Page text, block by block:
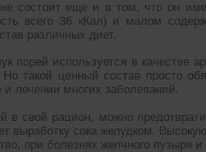
состоит еще и в том, что он
всего 36 кКал) и малом
различных диет.
порей используется в качестве
такой ценный состав просто
и лечении многих заболеваний.
в свой рацион, можно
выработку сока желудком.
при болезнях желчного пузыря и